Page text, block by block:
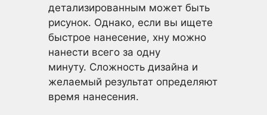
детализированным может быть
рисунок. Однако, если вы ищете
быстрое нанесение, хну можно
нанести всего за одну
минуту. Сложность дизайна и
желаемый результат определяют
время нанесения.